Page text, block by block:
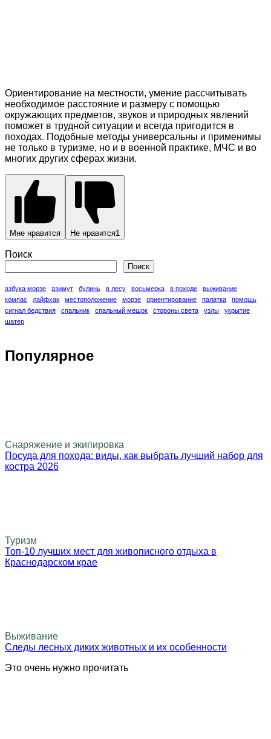
Ориентирование на местности, умение рассчитывать
необходимое расстояние и размеру с помощью
окружающих предметов, звуков и природных явлений
поможет в трудной ситуации и всегда пригодится в
походах. Подобные методы универсальны и применимы
не только в туризме, но и в военной практике, МЧС и во
многих других сферах жизни.
Мне нравится Не нравится1
Поиск
Поиск
азбука морзе азимут булинь в лесу восьмерка в походе
выживание
компас
лайфхак местоположение морзе ориентирование палатка
помощь
сигнал бедствия
спальник спальный мешок стороны света узлы
укрытие
шатер
Популярное
Снаряжение и экипировка
Посуда для похода: виды, как выбрать лучший набор для
костра 2026
Туризм
Топ-10 лучших мест для живописного отдыха в
Краснодарском крае
Выживание
Следы лесных диких животных и их особенности
Это очень нужно прочитать